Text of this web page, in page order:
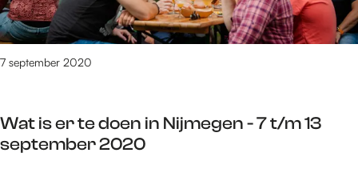
b
e
r
2
0
e
r
/
o
k
j
m
e
g
n
-
1
e
d
o
i
n
Wat is er te doen in Nijmegen - 7 t/m 13
september 2020
7 september 2020